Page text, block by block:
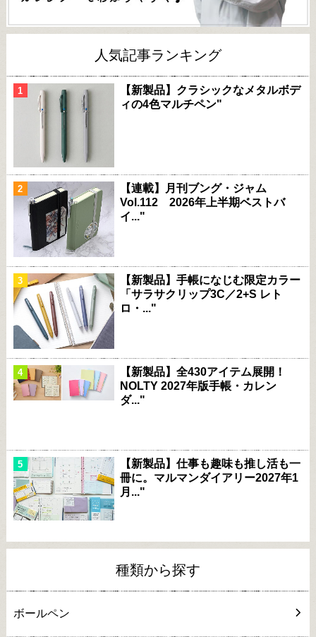
人気記事ランキング
【新製品】クラシックなメタルボデ
ィの4色マルチペン"
【連載】月刊ブング・ジャム
Vol.112 2026年上半期ベストバ
イ..."
【新製品】手帳になじむ限定カラー
「サラサクリップ3C／2+S レト
ロ・..."
【新製品】全430アイテム展開！
NOLTY 2027年版手帳・カレン
ダ..."
【新製品】仕事も趣味も推し活も一
冊に。マルマンダイアリー2027年1
月..."
種類から探す
ボールペン